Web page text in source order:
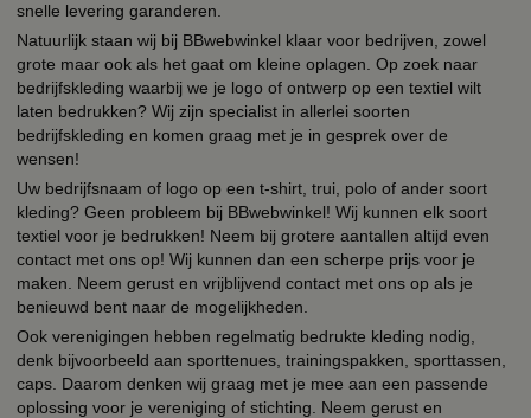
snelle levering garanderen.
Natuurlijk staan wij bij BBwebwinkel klaar voor bedrijven, zowel
grote maar ook als het gaat om kleine oplagen. Op zoek naar
bedrijfskleding waarbij we je logo of ontwerp op een textiel wilt
laten bedrukken? Wij zijn specialist in allerlei soorten
bedrijfskleding en komen graag met je in gesprek over de
wensen!
Uw bedrijfsnaam of logo op een t-shirt, trui, polo of ander soort
kleding? Geen probleem bij BBwebwinkel! Wij kunnen elk soort
textiel voor je bedrukken! Neem bij grotere aantallen altijd even
contact met ons op! Wij kunnen dan een scherpe prijs voor je
maken. Neem gerust en vrijblijvend contact met ons op als je
benieuwd bent naar de mogelijkheden.
Ook verenigingen hebben regelmatig bedrukte kleding nodig,
denk bijvoorbeeld aan sporttenues, trainingspakken, sporttassen,
caps. Daarom denken wij graag met je mee aan een passende
oplossing voor je vereniging of stichting. Neem gerust en